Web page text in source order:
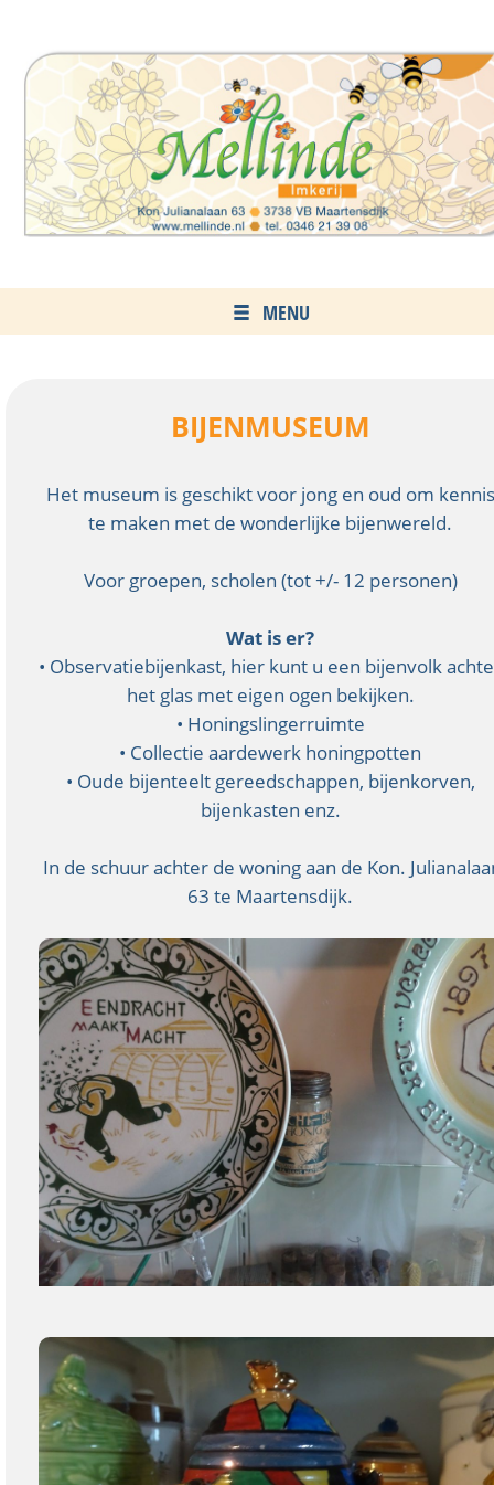
MENU
BIJENMUSEUM
Het museum is geschikt voor jong en oud om kennis
te maken met de wonderlijke bijenwereld.
Voor groepen, scholen (tot +/- 12 personen)
Wat is er?
• Observatiebijenkast, hier kunt u een bijenvolk
het glas met eigen ogen bekijken.
• Honingslingerruimte
• Collectie aardewerk honingpotten
• Oude bijenteelt gereedschappen, bijenkorven,
bijenkasten enz.
In de schuur achter de woning aan de Kon.
63 te Maartensdijk.